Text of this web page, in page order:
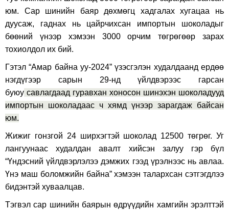
юм. Сар шинийн баяр дөхмөгц хадгалах хугацаа нь
дуусаж, гаднах нь цайрчихсан импортын шоколадыг
бөөний үнээр хэмээн 3000 орчим төгрөгөөр зарах
тохиолдол их бий.
Гэтэл “Амар байна уу-2024” үзэсгэлэн худалдаанд ердөө
нэгдүгээр сарын 29-нд үйлдвэрээс гарсан
буюу савлагдаад гуравхан хоносон шинэхэн шоколадууд
импортын шоколадаас ч хямд үнээр зарагдаж байсан
юм.
Жижиг гонзгой 24 ширхэгтэй шоколад 12500 төгрөг. Уг
лангуунаас худалдан авалт хийсэн залуу гэр бүл
“Үндэсний үйлдвэрлэлээ дэмжих гээд үрэлнээс нь авлаа.
Үнэ маш боломжийн байна” хэмээн талархсан сэтгэгдлээ
бидэнтэй хуваалцав.
Тэгвэл сар шинийн баярын өдрүүдийн хамгийн эрэлттэй